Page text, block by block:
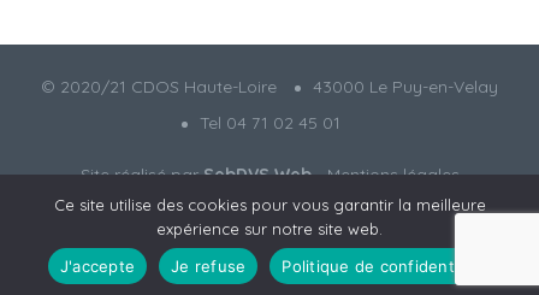
© 2020/21 CDOS Haute-Loire
43000 Le Puy-en-Velay
Tel 04 71 02 45 01
Site réalisé parSebDVS Web-Mentions légales
Ce site utilise des cookies pour vous garantir la meilleure
expérience sur notre site web.
J'accepte
Je refuse Politique de confidentialité